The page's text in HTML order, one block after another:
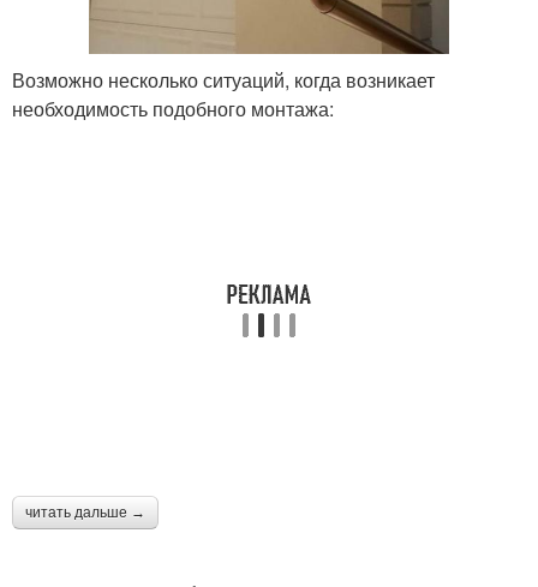
Возможно несколько ситуаций, когда возникает
необходимость подобного монтажа:
читать дальше →